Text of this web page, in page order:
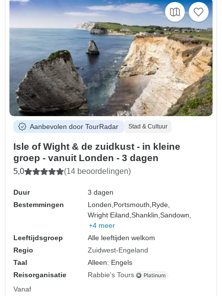
Aanbevolen door TourRadar Stad & Cultuur
Isle of Wight & de zuidkust - in kleine
groep - vanuit Londen - 3 dagen
5,0 (14 beoordelingen)
Duur
3 dagen
Bestemmingen
Londen,Portsmouth,Ryde,
Wright Eiland,Shanklin,Sandown,
+4 meer
Leeftijdsgroep
Alle leeftijden welkom
Regio
Zuidwest-Engeland
Taal
Alleen: Engels
Reisorganisatie
Rabbie's Tours
Vanaf